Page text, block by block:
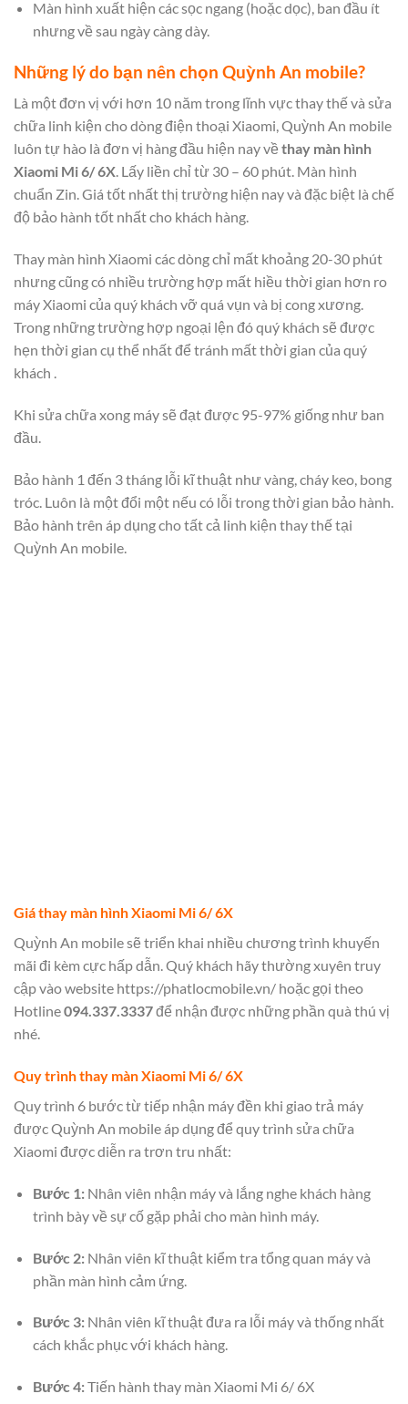
Màn hình xuất hiện các sọc ngang (hoặc dọc), ban đầu ít
nhưng về sau ngày càng dày.
Những lý do bạn nên chọn Quỳnh An mobile?
Là một đơn vị với hơn 10 năm trong lĩnh vực thay thế và sửa
chữa linh kiện cho dòng điện thoại Xiaomi, Quỳnh An mobile
luôn tự hào là đơn vị hàng đầu hiện nay về thay màn hình
Xiaomi Mi 6/ 6X. Lấy liền chỉ từ 30 – 60 phút. Màn hình
chuẩn Zin. Giá tốt nhất thị trường hiện nay và đặc biệt là chế
độ bảo hành tốt nhất cho khách hàng.
Thay màn hình Xiaomi các dòng chỉ mất khoảng 20-30 phút
nhưng cũng có nhiều trường hợp mất hiều thời gian hơn ro
máy Xiaomi của quý khách vỡ quá vụn và bị cong xương.
Trong những trường hợp ngoại lện đó quý khách sẽ được
hẹn thời gian cụ thể nhất để tránh mất thời gian của quý
khách .
Khi sửa chữa xong máy sẽ đạt được 95-97% giống như ban
đầu.
Bảo hành 1 đến 3 tháng lỗi kĩ thuật như vàng, cháy keo, bong
tróc. Luôn là một đổi một nếu có lỗi trong thời gian bảo hành.
Bảo hành trên áp dụng cho tất cả linh kiện thay thế tại
Quỳnh An mobile.
Giá thay màn hình Xiaomi Mi 6/ 6X
Quỳnh An mobile sẽ triển khai nhiều chương trình khuyến
mãi đi kèm cực hấp dẫn. Quý khách hãy thường xuyên truy
cập vào website https://phatlocmobile.vn/ hoặc gọi theo
Hotline094.337.3337để nhận được những phần quà thú vị
nhé.
Quy trình thay màn Xiaomi Mi 6/ 6X
Quy trình 6 bước từ tiếp nhận máy đền khi giao trả máy
được Quỳnh An mobile áp dụng để quy trình sửa chữa
Xiaomi được diễn ra trơn tru nhất:
Bước 1:Nhân viên nhận máy và lắng nghe khách hàng
trình bày về sự cố gặp phải cho màn hình máy.
Bước 2:Nhân viên kĩ thuật kiểm tra tổng quan máy và
phần màn hình cảm ứng.
Bước 3:Nhân viên kĩ thuật đưa ra lỗi máy và thống nhất
cách khắc phục với khách hàng.
Bước 4:Tiến hành thay màn Xiaomi Mi 6/ 6X